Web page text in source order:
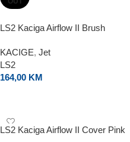
LS2 Kaciga Airflow II Brush
KACIGE, Jet
LS2
164,00 KM
LS2 Kaciga Airflow II Cover Pink